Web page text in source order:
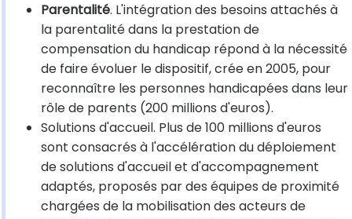
Parentalité. L'intégration des besoins attachés à
la parentalité dans la prestation de
compensation du handicap répond à la nécessité
de faire évoluer le dispositif, crée en 2005, pour
reconnaître les personnes handicapées dans leur
rôle de parents (200 millions d'euros).
Solutions d'accueil. Plus de 100 millions d'euros
sont consacrés à l'accélération du déploiement
de solutions d'accueil et d'accompagnement
adaptés, proposés par des équipes de proximité
chargées de la mobilisation des acteurs de